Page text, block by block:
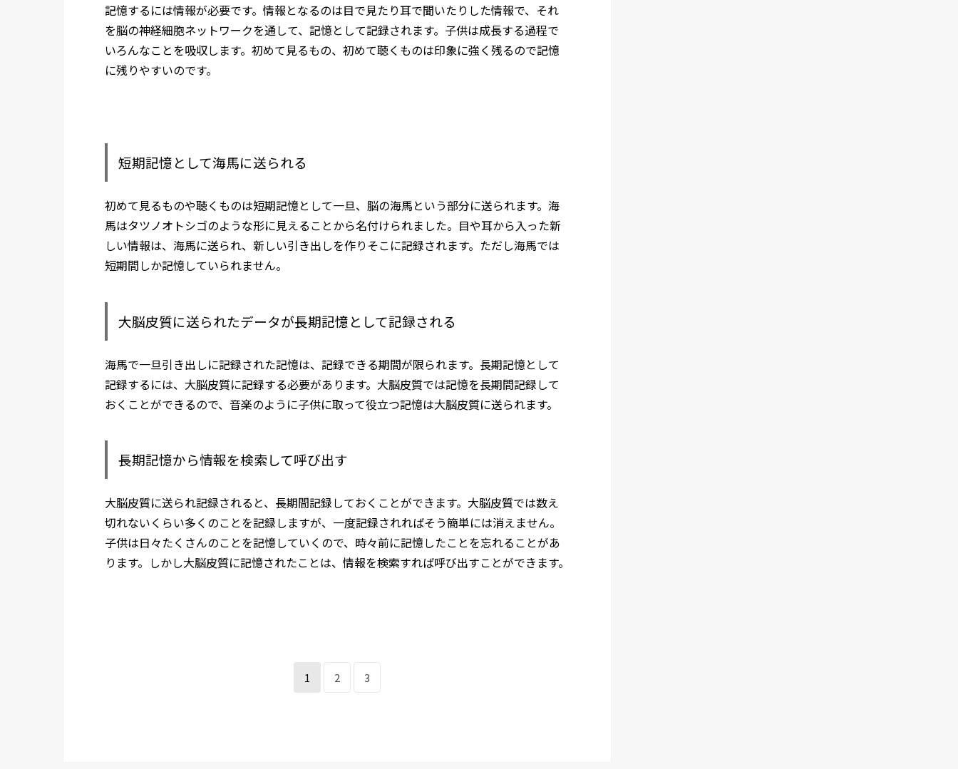
記憶するには情報が必要です。情報となるのは目で見たり耳で聞いたりした情報で、それ
を脳の神経細胞ネットワークを通して、記憶として記録されます。子供は成長する過程で
いろんなことを吸収します。初めて見るもの、初めて聴くものは印象に強く残るので記憶
に残りやすいのです。
短期記憶として海馬に送られる
初めて見るものや聴くものは短期記憶として一旦、脳の海馬という部分に送られます。海
馬はタツノオトシゴのような形に見えることから名付けられました。目や耳から入った新
しい情報は、海馬に送られ、新しい引き出しを作りそこに記録されます。ただし海馬では
短期間しか記憶していられません。
大脳皮質に送られたデータが長期記憶として記録される
海馬で一旦引き出しに記録された記憶は、記録できる期間が限られます。長期記憶として
記録するには、大脳皮質に記録する必要があります。大脳皮質では記憶を長期間記録して
おくことができるので、音楽のように子供に取って役立つ記憶は大脳皮質に送られます。
長期記憶から情報を検索して呼び出す
大脳皮質に送られ記録されると、長期間記録しておくことができます。大脳皮質では数え
切れないくらい多くのことを記録しますが、一度記録されればそう簡単には消えません。
子供は日々たくさんのことを記憶していくので、時々前に記憶したことを忘れることがあ
ります。しかし大脳皮質に記憶されたことは、情報を検索すれば呼び出すことができます。
1 2 3